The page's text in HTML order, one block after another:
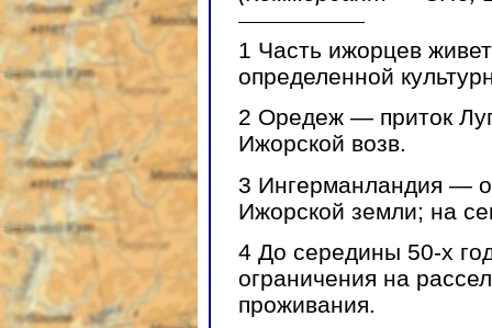
1 Часть ижорцев
определенной
2 Оредеж — приток
Ижорской возв.
3 Ингерманландия —
Ижорской земли; на
4 До середины 50-х
ограничения на
проживания.